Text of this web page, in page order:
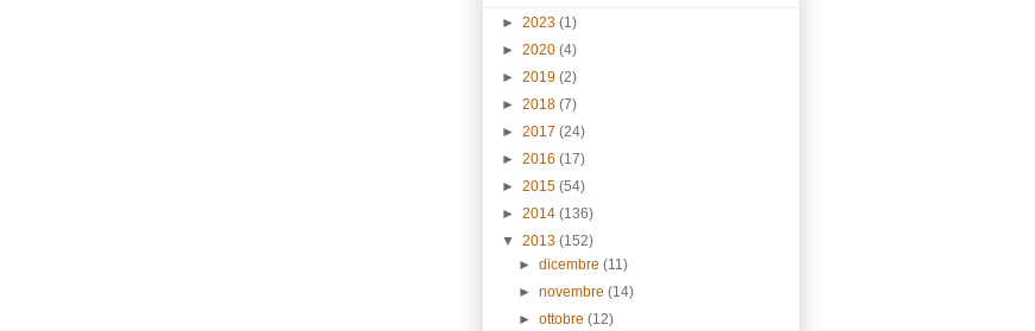
► 2023 (1)
► 2020 (4)
► 2019 (2)
► 2018 (7)
► 2017 (24)
► 2016 (17)
► 2015 (54)
► 2014 (136)
▼ 2013 (152)
►dicembre(11)
►novembre(14)
►ottobre(12)